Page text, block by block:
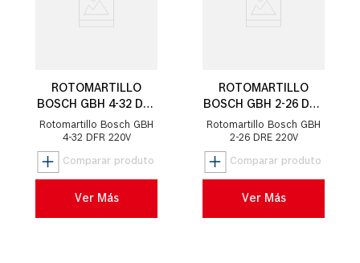
ROTOMARTILLO
BOSCH GBH 4-32 DFR
900W
Rotomartillo Bosch GBH
4-32 DFR 220V
Ver Más
ROTOMARTILLO
BOSCH GBH 2-26 DRE
800W
Rotomartillo Bosch GBH
2-26 DRE 220V
Ver Más